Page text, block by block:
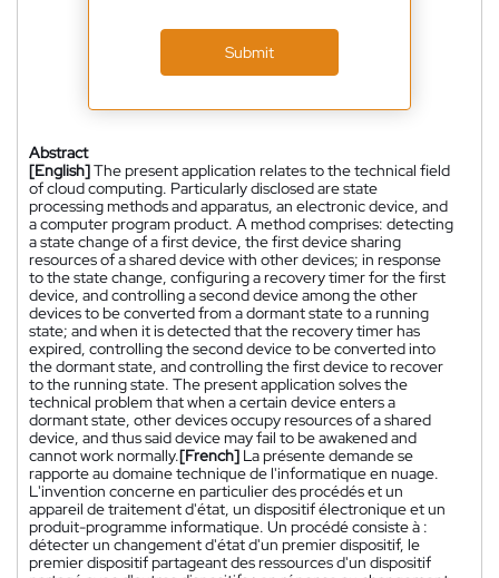
Submit
Abstract
[English]The present application relates to the technical field
of cloud computing. Particularly disclosed are state
processing methods and apparatus, an electronic device, and
a computer program product. A method comprises: detecting
a state change of a first device, the first device sharing
resources of a shared device with other devices; in response
to the state change, configuring a recovery timer for the first
device, and controlling a second device among the other
devices to be converted from a dormant state to a running
state; and when it is detected that the recovery timer has
expired, controlling the second device to be converted into
the dormant state, and controlling the first device to recover
to the running state. The present application solves the
technical problem that when a certain device enters a
dormant state, other devices occupy resources of a shared
device, and thus said device may fail to be awakened and
cannot work normally.[French] La présente demande se
rapporte au domaine technique de l'informatique en nuage.
L'invention concerne en particulier des procédés et un
appareil de traitement d'état, un dispositif électronique et un
produit-programme informatique. Un procédé consiste à :
détecter un changement d'état d'un premier dispositif, le
premier dispositif partageant des ressources d'un dispositif